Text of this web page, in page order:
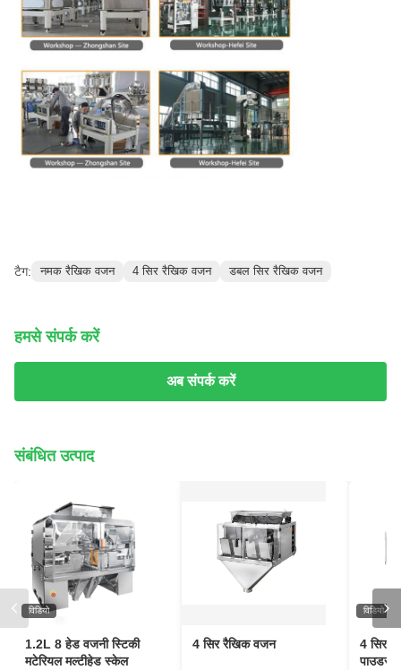
टैग: नमक रैखिक वजन 4 सिर रैखिक वजन डबल सिर रैखिक वजन
हमसे संपर्क करें
अब संपर्क करें
संबंधित उत्पाद
विडियो
1.2L 8 हेड वजनी स्टिकी
मटेरियल मल्टीहेड स्केल
4 सिर रैखिक वजन
विडियो
4 सिर
पाउडर के